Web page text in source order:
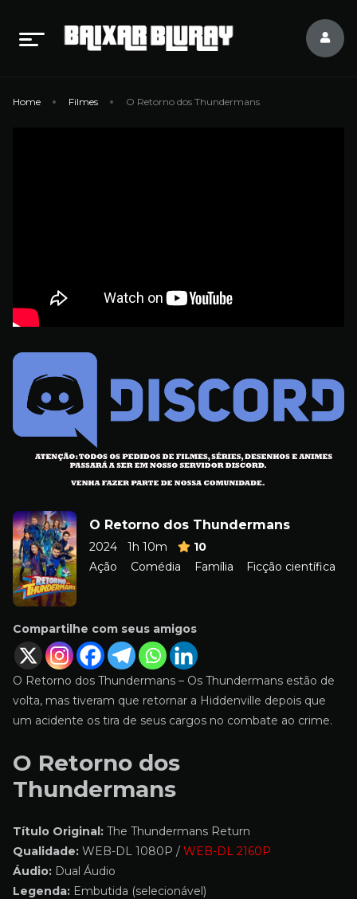
Home Filmes O Retorno dos Thundermans
O Retorno dos Thundermans
2024 1h 10m
10
Ação
Comédia Família Ficção científica
Compartilhe com seus amigos
O Retorno dos Thundermans – Os Thundermans estão de
volta, mas tiveram que retornar a Hiddenville depois que
um acidente os tira de seus cargos no combate ao crime.
O Retorno dos
Thundermans
Título Original: The Thundermans Return
Qualidade: WEB-DL 1080P / WEB-DL 2160P
Áudio: Dual Áudio
Legenda: Embutida (selecionável)